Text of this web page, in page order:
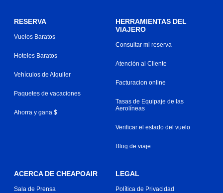
RESERVA
Vuelos Baratos
Hoteles Baratos
Vehículos de Alquiler
Paquetes de vacaciones
Ahorra y gana $
HERRAMIENTAS DEL
VIAJERO
Consultar mi reserva
Atención al Cliente
Facturacion online
Tasas de Equipaje de las
Aerolíneas
Verificar el estado del vuelo
Blog de viaje
ACERCA DE CHEAPOAIR
Sala de Prensa
LEGAL
Política de Privacidad